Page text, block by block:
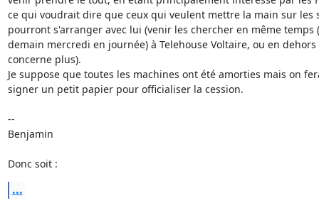
ce qui voudrait dire que ceux qui veulent mettre la main sur les
pourront s'arranger avec lui (venir les chercher en même temps
demain mercredi en journée) à Telehouse Voltaire, ou en dehors
concerne plus).
Je suppose que toutes les machines ont été amorties mais on
signer un petit papier pour officialiser la cession.
--
Benjamin
Donc soit :
...